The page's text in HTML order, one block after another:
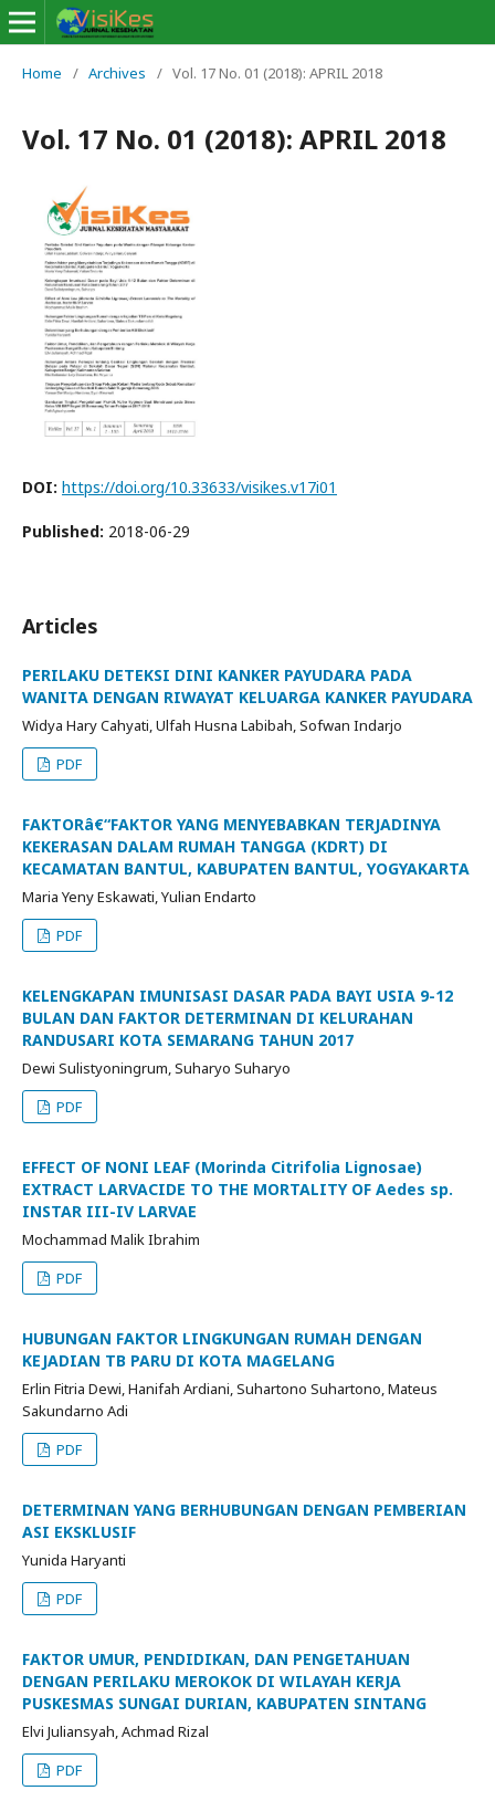
Home / Archives / Vol. 17 No. 01 (2018): APRIL 2018
Vol. 17 No. 01 (2018): APRIL 2018
DOI: https://doi.org/10.33633/visikes.v17i01
Published: 2018-06-29
Articles
PERILAKU DETEKSI DINI KANKER PAYUDARA PADA
WANITA DENGAN RIWAYAT KELUARGA KANKER PAYUDARA
Widya Hary Cahyati, Ulfah Husna Labibah, Sofwan Indarjo
PDF
FAKTORâ€“FAKTOR YANG MENYEBABKAN TERJADINYA
KEKERASAN DALAM RUMAH TANGGA (KDRT) DI
KECAMATAN BANTUL, KABUPATEN BANTUL, YOGYAKARTA
Maria Yeny Eskawati, Yulian Endarto
PDF
KELENGKAPAN IMUNISASI DASAR PADA BAYI USIA 9-12
BULAN DAN FAKTOR DETERMINAN DI KELURAHAN
RANDUSARI KOTA SEMARANG TAHUN 2017
Dewi Sulistyoningrum, Suharyo Suharyo
PDF
EFFECT OF NONI LEAF (Morinda Citrifolia Lignosae)
EXTRACT LARVACIDE TO THE MORTALITY OF Aedes sp.
INSTAR III-IV LARVAE
Mochammad Malik Ibrahim
PDF
HUBUNGAN FAKTOR LINGKUNGAN RUMAH DENGAN
KEJADIAN TB PARU DI KOTA MAGELANG
Erlin Fitria Dewi, Hanifah Ardiani, Suhartono Suhartono, Mateus
Sakundarno Adi
PDF
DETERMINAN YANG BERHUBUNGAN DENGAN PEMBERIAN
ASI EKSKLUSIF
Yunida Haryanti
PDF
FAKTOR UMUR, PENDIDIKAN, DAN PENGETAHUAN
DENGAN PERILAKU MEROKOK DI WILAYAH KERJA
PUSKESMAS SUNGAI DURIAN, KABUPATEN SINTANG
Elvi Juliansyah, Achmad Rizal
PDF